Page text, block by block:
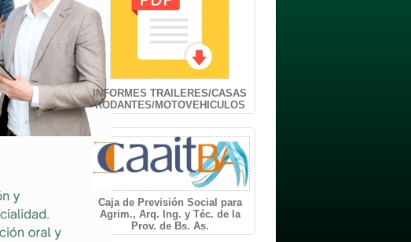
INFORMES TRAILERES/CASAS
RODANTES/MOTOVEHICULOS
Caja de Previsión Social para
Agrim., Arq. Ing. y Téc. de la
Prov. de Bs. As.